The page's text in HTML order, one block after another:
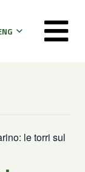
le torri sul